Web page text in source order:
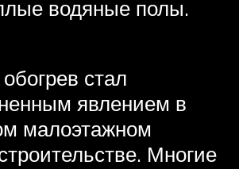
водяные полы.
стал
явлением в
малоэтажном
Многие